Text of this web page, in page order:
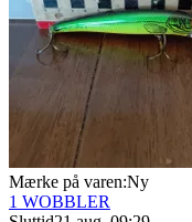
Mærke på varen:Ny
1 WOBBLER